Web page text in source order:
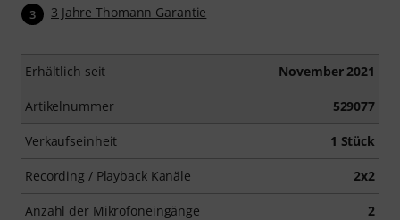
3 3 Jahre Thomann Garantie
Erhältlich seit November 2021
Artikelnummer 529077
Verkaufseinheit 1 Stück
Recording / Playback Kanäle 2x2
Anzahl der Mikrofoneingänge 2